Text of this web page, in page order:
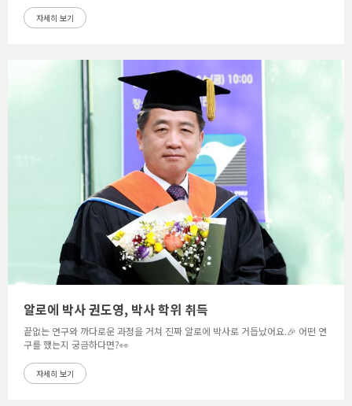
자세히 보기
알로에 박사 권도영, 박사 학위 취득
끝없는 연구와 까다로운 과정을 거쳐 진짜 알로에 박사로 거듭났어요.🎉 어떤 연
구를 했는지 궁금하다면?👀
자세히 보기